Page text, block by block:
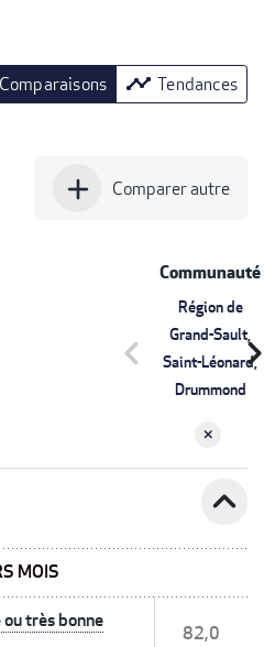
Comparaisons timeline Tendances
add Comparer autre
Communauté
Région de
Grand-Sault,
Saint-Léonard,
Drummond
chevron_left
expand_less
MOIS
très bonne
82,0